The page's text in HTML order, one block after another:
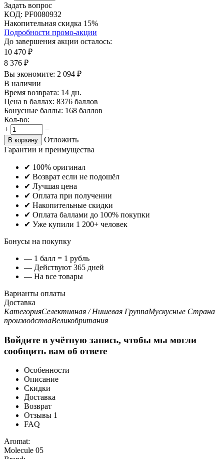
Задать вопрос
КОД: PF0080932
Накопительная скидка 15%
Подробности промо-акции
До завершения акции осталось:
10 470 ₽
8 376 ₽
Вы экономите: 2 094 ₽
В наличии
Время возврата: 14 дн.
Цена в баллах: 8376 баллов
Бонусные баллы: 168 баллов
Кол-во:
+
−
В корзину
Отложить
Гарантии и преимущества
✔ 100% оригинал
✔ Возврат если не подошёл
✔ Лучшая цена
✔ Оплата при получении
✔ Накопительные скидки
✔ Оплата баллами до 100% покупки
✔ Уже купили 1 200+ человек
Бонусы на покупку
— 1 балл = 1 рубль
— Действуют 365 дней
— На все товары
Варианты оплаты
Доставка
КатегорияСелективная / Нишевая ГруппаМускусные Страна
производстваВеликобритания
Войдите в учётную запись, чтобы мы могли
сообщить вам об ответе
Особенности
Описание
Скидки
Доставка
Возврат
Отзывы 1
FAQ
Aromat:
Molecule 05